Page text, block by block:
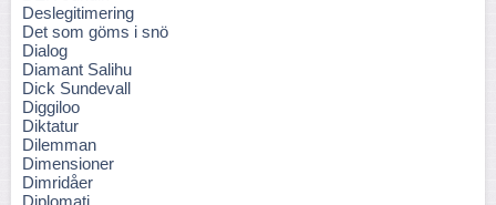
Deslegitimering
Det som göms i snö
Dialog
Diamant Salihu
Dick Sundevall
Diggiloo
Diktatur
Dilemman
Dimensioner
Dimridåer
Diplomati